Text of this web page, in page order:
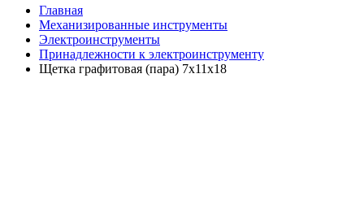
Главная
Механизированные инструменты
Электроинструменты
Принадлежности к электроинструменту
Щетка графитовая (пара) 7x11x18